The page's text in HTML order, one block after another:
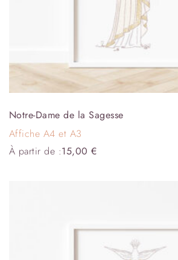
Notre-Dame de la Sagesse
Affiche A4 et A3
À partir de :15,00€